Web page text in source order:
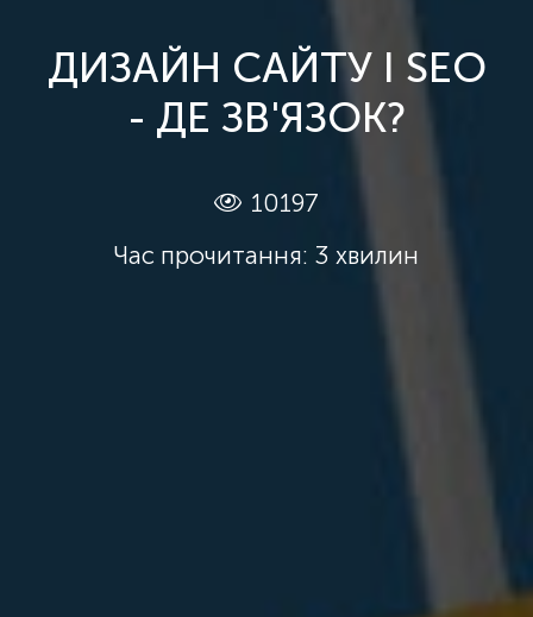
ДИЗАЙН САЙТУ І SEO
- ДЕ ЗВ'ЯЗОК?
10197
Час прочитання: 3 хвилин